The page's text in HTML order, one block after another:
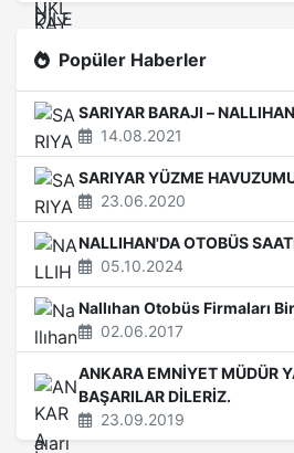
Popüler Haberler
SARIYAR BARAJI –
14.08.2021
SARIYAR YÜZME
23.06.2020
NALLIHAN'DA OTOBÜS
05.10.2024
Nallıhan Otobüs Firmaları
02.06.2017
ANKARA EMNİYET MÜDÜR
BAŞARILAR DİLERİZ.
23.09.2019